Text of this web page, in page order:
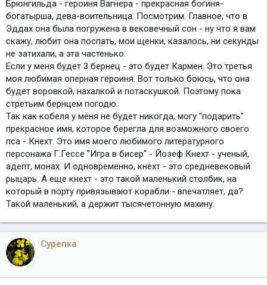
Брюнгильда - героиня Вагнера - прекрасная богиня-
богатырша, дева-воительница. Посмотрим. Главное, что в
Эддах она была погружена в вековечный сон - ну что я вам
скажу, любит она поспать, мои щенки, казалось, ни секунды
не затихали, а эта частенько.
Если у меня будет 3 бернец - это будет Кармен. Это третья
моя любимая оперная героиня. Вот только боюсь, что она
будет воровкой, нахалкой и потаскушкой. Поэтому пока
стретьим бернцем погодю.
Так как кобеля у меня не будет никогда, могу "подарить"
прекрасное имя, которое берегла для возможного своего
пса - Кнехт. Это имя моего любимого литературного
персонажа Г.Гессе "Игра в бисер" - Йозеф Кнехт - ученый,
адепт, монах. И одновременно, кнехт - это средневековый
рыцарь. А еще кнехт - это такой маленький столбик, на
который в порту привязывают корабли - впечатляет, да?
Такой маленький, а держит тысячетонную махину.
Сурепка